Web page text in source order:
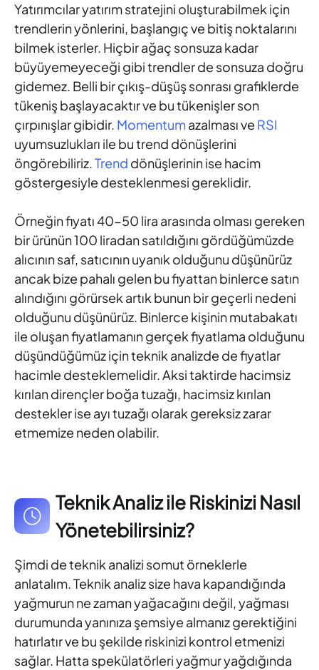
Yatırımcılar yatırım stratejini oluşturabilmek için
trendlerin yönlerini, başlangıç ve bitiş noktalarını
bilmek isterler. Hiçbir ağaç sonsuza kadar
büyüyemeyeceği gibi trendler de sonsuza doğru
gidemez. Belli bir çıkış-düşüş sonrası grafiklerde
tükeniş başlayacaktır ve bu tükenişler son
çırpınışlar gibidir. Momentumazalması ve RSI
uyumsuzlukları ile bu trend dönüşlerini
öngörebiliriz.Trend dönüşlerinin ise hacim
göstergesiyle desteklenmesi gereklidir.
Örneğin fiyatı 40-50 lira arasında olması gereken
bir ürünün 100 liradan satıldığını gördüğümüzde
alıcının saf, satıcının uyanık olduğunu düşünürüz
ancak bize pahalı gelen bu fiyattan binlerce satın
alındığını görürsek artık bunun bir geçerli nedeni
olduğunu düşünürüz. Binlerce kişinin mutabakatı
ile oluşan fiyatlamanın gerçek fiyatlama olduğunu
düşündüğümüz için teknik analizde de fiyatlar
hacimle desteklemelidir. Aksi taktirde hacimsiz
kırılan dirençler boğa tuzağı, hacimsiz kırılan
destekler ise ayı tuzağı olarak gereksiz zarar
etmemize neden olabilir.
Teknik Analiz ile Riskinizi Nasıl
Yönetebilirsiniz?
Şimdi de teknik analizi somut örneklerle
anlatalım. Teknik analiz size hava kapandığında
yağmurun ne zaman yağacağını değil, yağması
durumunda yanınıza şemsiye almanız gerektiğini
hatırlatır ve bu şekilde riskinizi kontrol etmenizi
sağlar. Hatta spekülatörleri yağmur yağdığında